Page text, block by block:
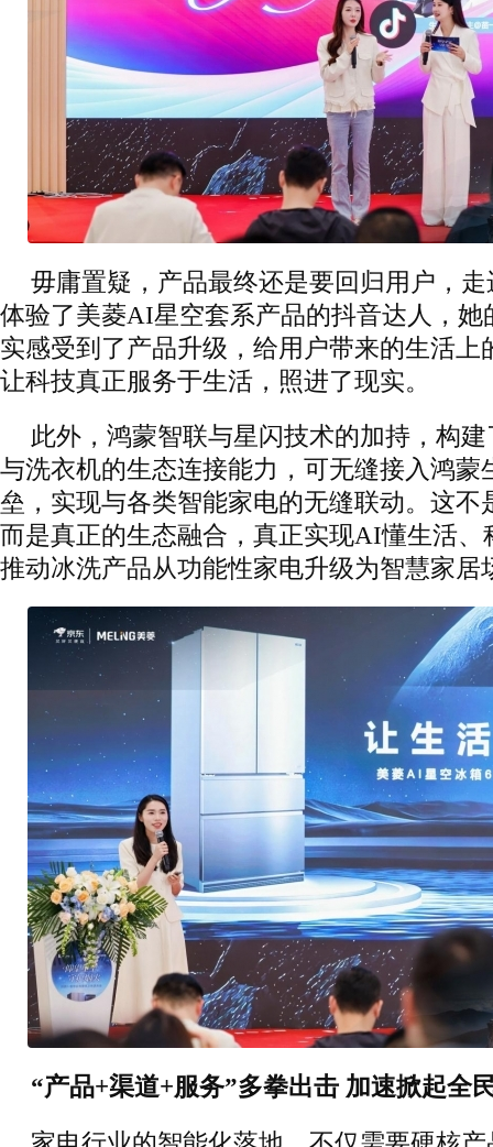
毋庸置疑，产品最终还是要回归用户，
体验了美菱AI星空套系产品的抖音达人，她
实感受到了产品升级，给用户带来的生活上
让科技真正服务于生活，照进了现实。
此外，鸿蒙智联与星闪技术的加持，构
与洗衣机的生态连接能力，可无缝接入鸿蒙
垒，实现与各类智能家电的无缝联动。这不
而是真正的生态融合，真正实现AI懂生活、
推动冰洗产品从功能性家电升级为智慧家居
“产品+渠道+服务”多拳出击 加速掀起全